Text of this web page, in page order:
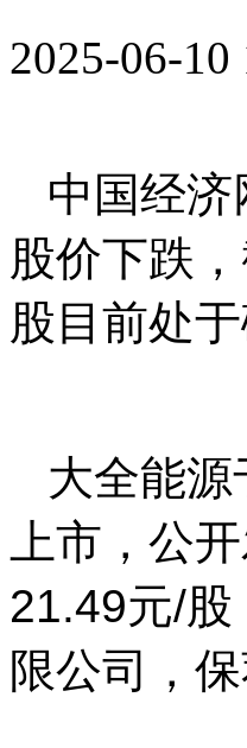
2025-06-10
中国经
股价下跌
股目前处于
大全能
上市，公
21.49元/
限公司，